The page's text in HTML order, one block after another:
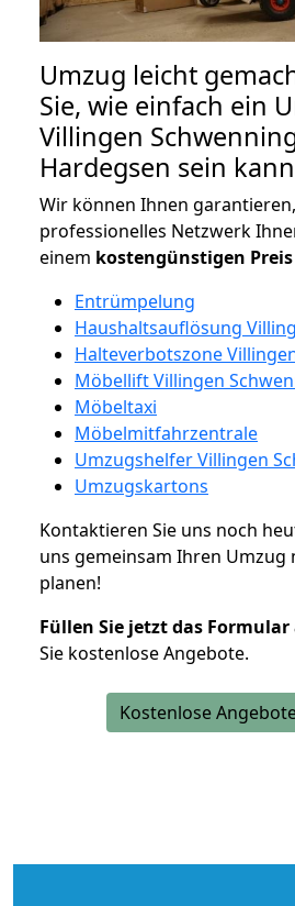
Umzug leicht
Sie, wie einfach ein
Villingen
Hardegsen sein kann
Wir können Ihnen
professionelles Netzwerk
einem kostengünstigen Preis
Entrümpelung
Haushaltsauflösung
Halteverbotszone
Möbellift Villingen
Möbeltaxi
Möbelmitfahrzentrale
Umzugshelfer Villingen
Umzugskartons
Kontaktieren Sie uns noch
uns gemeinsam Ihren Umzug
planen!
Füllen Sie jetzt das Formular
Sie kostenlose Angebote.
Kostenlose